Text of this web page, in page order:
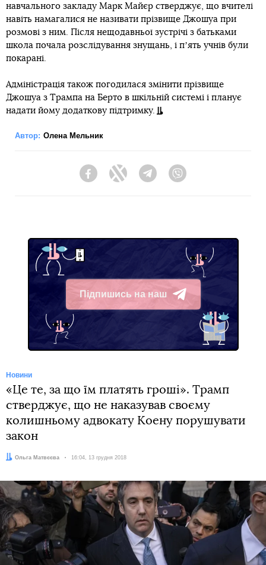
навчального закладу Марк Майєр стверджує, що вчителі
навіть намагалися не називати прізвище Джошуа при
розмові з ним. Після нещодавньої зустрічі з батьками
школа почала розслідування знущань, і пʼять учнів були
покарані.
Адміністрація також погодилася змінити прізвище
Джошуа з Трампа на Берто в шкільній системі і планує
надати йому додаткову підтримку.
Автор: Олена Мельник
FacebookTwitter Telegram
Підпишись на наш
Telegram
Новини
«Це те, за що їм платять гроші». Трамп
стверджує, що не наказував своєму
колишньому адвокату Коену порушувати
закон
Автор:
Ольга Матвєєва Дата:
16:04, 13 грудня 2018